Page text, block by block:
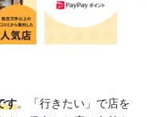
す。「行きたい」で店を